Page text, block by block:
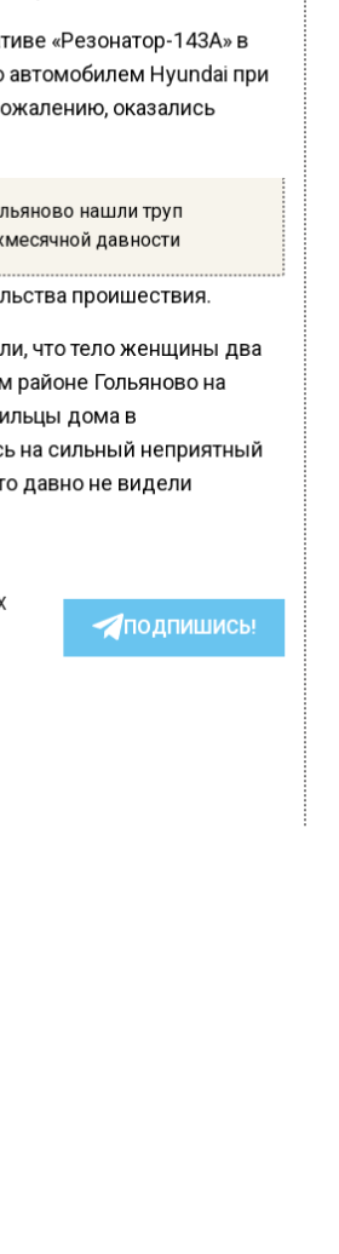
«Резонатор-143А» в
Hyundai при
оказались
нашли труп
давности
проишествия.
что тело женщины два
районе Гольяново на
дома в
на сильный неприятный
давно не видели
ПОДПИШИСЬ!